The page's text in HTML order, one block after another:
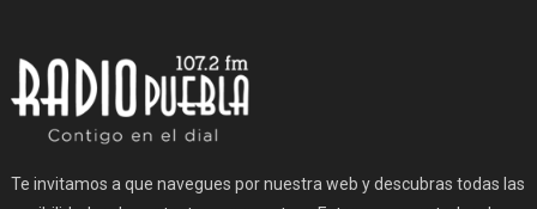
Te invitamos a que navegues por nuestra web y descubras todas las